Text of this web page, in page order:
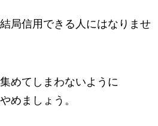
局信用できる人にはなりませ
めてしまわないように
めましょう。